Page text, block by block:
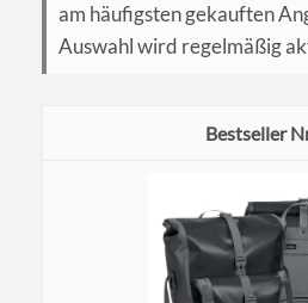
am häufigsten gekauften
Auswahl wird regelmäßig